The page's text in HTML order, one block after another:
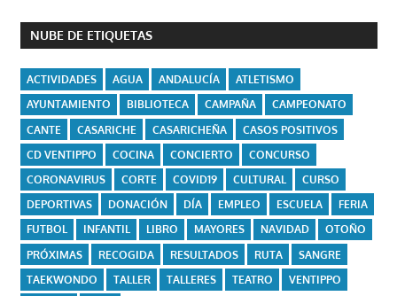
NUBE DE ETIQUETAS
ACTIVIDADES AGUA ANDALUCÍA
ATLETISMO
AYUNTAMIENTO
BIBLIOTECA CAMPAÑA
CAMPEONATO
CANTE
CASARICHE CASARICHEÑA
CASOS POSITIVOS
CD VENTIPPO
COCINA CONCIERTO
CONCURSO
CORONAVIRUS
CORTE COVID19 CULTURAL
CURSO
DEPORTIVAS
DONACIÓN DÍA EMPLEO ESCUELA
FERIA
FUTBOL
INFANTIL LIBRO MAYORES NAVIDAD
OTOÑO
PRÓXIMAS
RECOGIDA RESULTADOS RUTA
SANGRE
TAEKWONDO
TALLER TALLERES TEATRO
VENTIPPO